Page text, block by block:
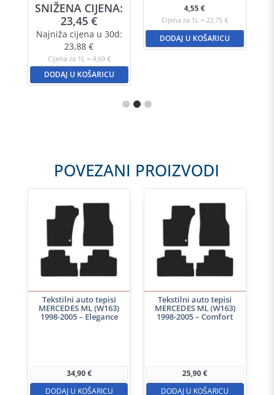
SNIŽENA CIJENA:
23,45€
Najniža cijena u 30d:
23,88€
Cijena za 1L = 4,69 €
DODAJ U KOŠARICU
4,55€
Cijena za 1L = 22,75 €
DODAJ U KOŠARICU
POVEZANI PROIZVODI
Tekstilni auto tepisi
MERCEDES ML (W163)
1998-2005 – Elegance
34,90€
DODAJ U KOŠARICU
Tekstilni auto tepisi
MERCEDES ML (W163)
1998-2005 – Comfort
25,90€
DODAJ U KOŠARICU